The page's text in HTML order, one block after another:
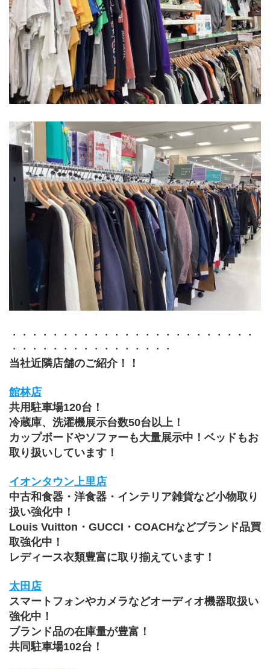
・・・・・・・・・・・・・・・・・・・・・・・・
・・・・・・・・・・・・・・・・
当社近隣店舗のご紹介！！
館林店
共用駐車場120台！
冷蔵庫、洗濯機展示台数50台以上！
カップボードやソファーも大量展示中！ベッドもお
取り扱いしています！
イオンタウン上里店
中古和食器・洋食器・インテリア雑貨など小物取り
扱い強化中！
Louis Vuitton・GUCCI・COACHなどブランド品買
取強化中！
レディース衣類豊富に取り揃えています！
太田店
スマートフォンやカメラなどオーディオ機器取扱い
強化中！
ブランド品の在庫量が豊富！
共同駐車場102台！